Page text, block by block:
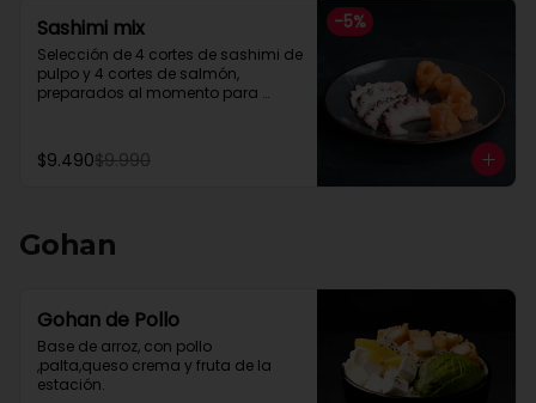
-5%
Sashimi mix
Selección de 4 cortes de sashimi de
pulpo y 4 cortes de salmón,
preparados al momento para
$9.490$9.990
Gohan
Gohan de Pollo
Base de arroz, con pollo
,palta,queso crema y fruta de la
estación.